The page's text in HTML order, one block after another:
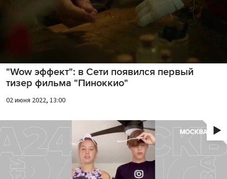
"Wow эффект": в Сети появился первый
тизер фильма "Пиноккио"
02 июня 2022, 13:00